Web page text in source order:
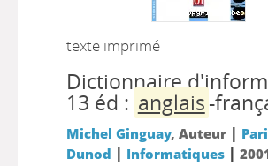
texte imprimé
Dictionnaire
13 éd : anglais-
Michel Ginguay, Auteur |
Dunod | Informatiques|